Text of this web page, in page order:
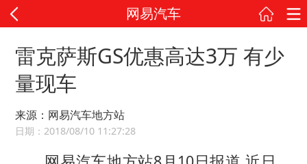
网易汽车
雷克萨斯GS优惠高达3万 有少
量现车
来源：网易汽车地方站
日期：2018/08/10 11:27:28